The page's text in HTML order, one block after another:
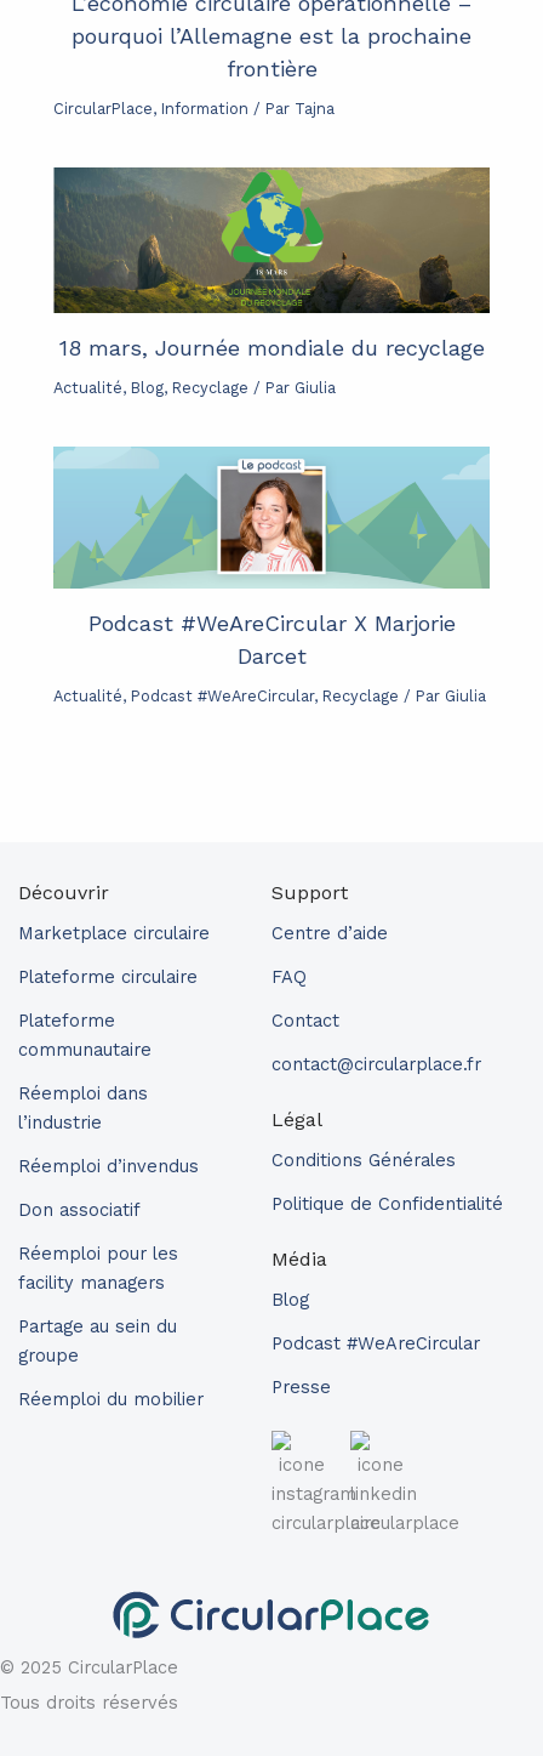
pourquoi l’Allemagne est la prochaine
frontière
CircularPlace, Information / Par Tajna
18 mars, Journée mondiale du recyclage
Actualité, Blog, Recyclage / Par Giulia
Podcast #WeAreCircular X Marjorie
Darcet
Actualité, Podcast #WeAreCircular, Recyclage / Par Giulia
Découvrir
Marketplace circulaire
Plateforme circulaire
Plateforme
communautaire
Réemploi dans
l’industrie
Réemploi d’invendus
Don associatif
Réemploi pour les
facility managers
Partage au sein du
groupe
Réemploi du mobilier
Support
Centre d’aide
FAQ
Contact
contact@circularplace.fr
Légal
Conditions Générales
Politique de Confidentialité
Média
Blog
Podcast #WeAreCircular
Presse
© 2025 CircularPlace
Tous droits réservés